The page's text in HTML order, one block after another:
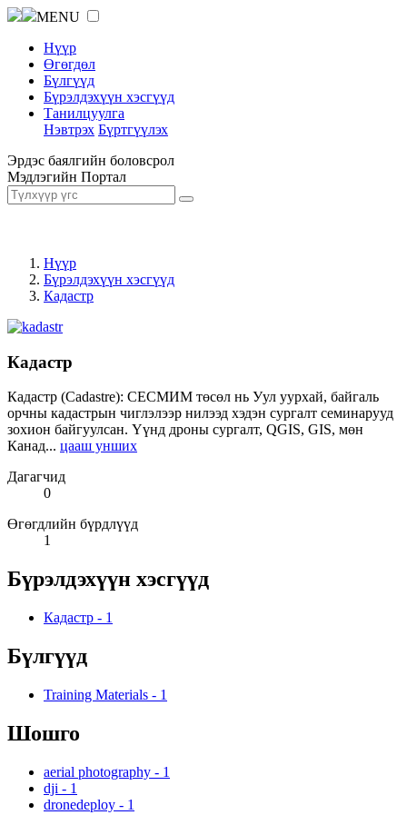
MENU
Нүүр
Өгөгдөл
Бүлгүүд
Бүрэлдэхүүн хэсгүүд
Танилцуулга
Нэвтрэх Бүртгүүлэх
Эрдэс баялгийн боловсрол
Мэдлэгийн Портал
Нүүр
Бүрэлдэхүүн хэсгүүд
Кадастр
Кадастр
Кадастр (Cadastre): СЕСМИМ төсөл нь Уул уурхай, байгаль
орчны кадастрын чиглэлээр нилээд хэдэн сургалт семинарууд
зохион байгуулсан. Үүнд дроны сургалт, QGIS, GIS, мөн
Канад... цааш унших
Дагагчид
0
Өгөгдлийн бүрдлүүд
1
Бүрэлдэхүүн хэсгүүд
Кадастр - 1
Бүлгүүд
Training Materials - 1
Шошго
aerial photography - 1
dji - 1
dronedeploy - 1